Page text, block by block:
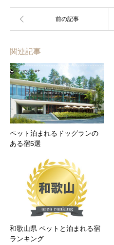
関連記事
ペット泊まれるドッグランの
ある宿5選
和歌山県 ペットと泊まれる宿
ランキング